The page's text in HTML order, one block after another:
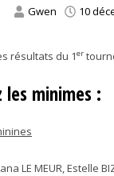
Gwen 10
résultats du 1er
les minimes :
LE MEUR, Estelle